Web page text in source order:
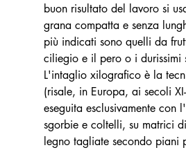
buon risultato del lavoro si
grana compatta e senza
più indicati sono quelli da
ciliegio e il pero o i durissimi
L'intaglio xilografico è la
(risale, in Europa, ai secoli
eseguita esclusivamente con
sgorbie e coltelli, su matrici
legno tagliate secondo piani